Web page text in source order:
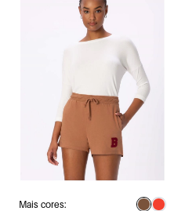
Mais cores: